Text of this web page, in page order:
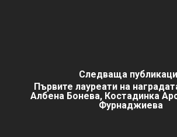
Следваща
Първите лауреати на
Албена Бонева, Костадинка
Фурнаджиева